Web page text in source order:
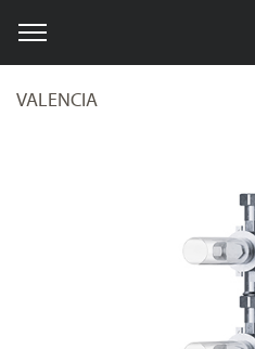
VALENCIA